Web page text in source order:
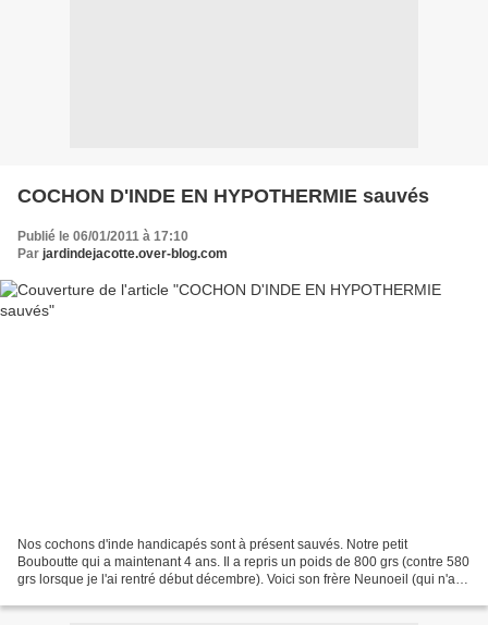
COCHON D'INDE EN HYPOTHERMIE sauvés
Publié le 06/01/2011 à 17:10
Par jardindejacotte.over-blog.com
Nos cochons d'inde handicapés sont à présent sauvés. Notre petit
Bouboutte qui a maintenant 4 ans. Il a repris un poids de 800 grs (contre 580
grs lorsque je l'ai rentré début décembre). Voici son frère Neunoeil (qui n'a